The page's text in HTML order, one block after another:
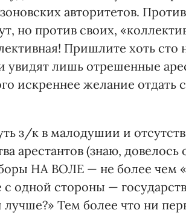
авторитетов.
но против своих,
Пришлите хоть сто
увидят лишь отрешенные
искреннее желание отдать
з/к в малодушии и
арестантов (знаю, довелось
НА ВОЛЕ — не более чем
одной стороны —
лучше?» Тем более что ни